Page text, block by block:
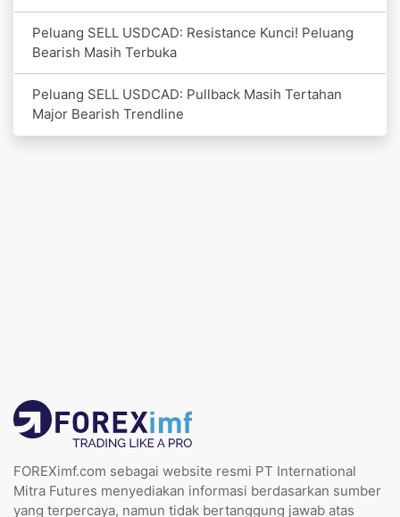
Peluang SELL USDCAD: Resistance Kunci! Peluang
Bearish Masih Terbuka
Peluang SELL USDCAD: Pullback Masih Tertahan
Major Bearish Trendline
FOREXimf.com sebagai website resmi PT International
Mitra Futures menyediakan informasi berdasarkan sumber
yang terpercaya, namun tidak bertanggung jawab atas